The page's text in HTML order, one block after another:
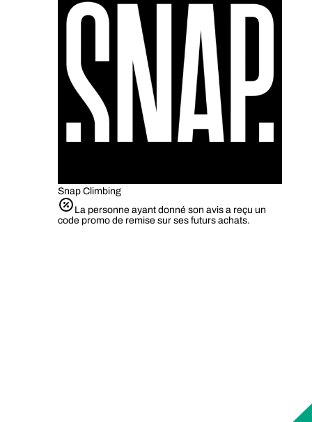
Snap Climbing
La personne ayant donné son avis a reçu un
code promo de remise sur ses futurs achats.